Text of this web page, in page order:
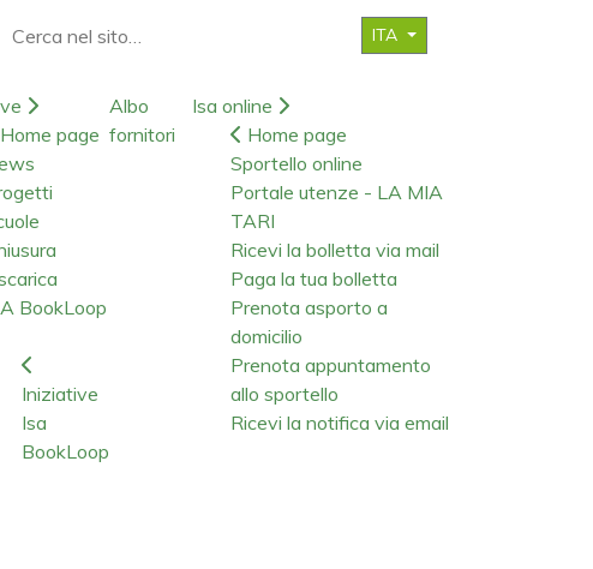
ITA
Home page
BookLoop
Iniziative
Isa
BookLoop
Albo
fornitori
Isa online
Home page
Sportello online
Portale utenze - LA MIA
TARI
Ricevi la bolletta via mail
Paga la tua bolletta
Prenota asporto a
domicilio
Prenota appuntamento
allo sportello
Ricevi la notifica via email